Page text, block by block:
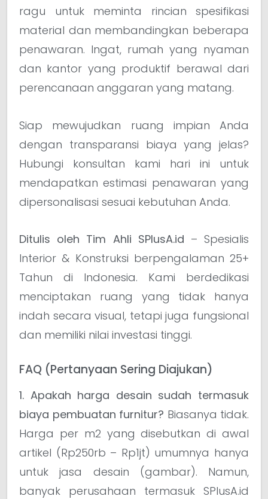
ragu untuk meminta rincian spesifikasi
material dan membandingkan beberapa
penawaran. Ingat, rumah yang nyaman
dan kantor yang produktif berawal dari
perencanaan anggaran yang matang.
Siap mewujudkan ruang impian Anda
dengan transparansi biaya yang jelas?
Hubungi konsultan kami hari ini untuk
mendapatkan estimasi penawaran yang
dipersonalisasi sesuai kebutuhan Anda.
Ditulis oleh Tim Ahli SPlusA.id – Spesialis
Interior & Konstruksi berpengalaman 25+
Tahun di Indonesia. Kami berdedikasi
menciptakan ruang yang tidak hanya
indah secara visual, tetapi juga fungsional
dan memiliki nilai investasi tinggi.
FAQ (Pertanyaan Sering Diajukan)
1. Apakah harga desain sudah termasuk
biaya pembuatan furnitur? Biasanya tidak.
Harga per m2 yang disebutkan di awal
artikel (Rp250rb – Rp1jt) umumnya hanya
untuk jasa desain (gambar). Namun,
banyak perusahaan termasuk SPlusA.id